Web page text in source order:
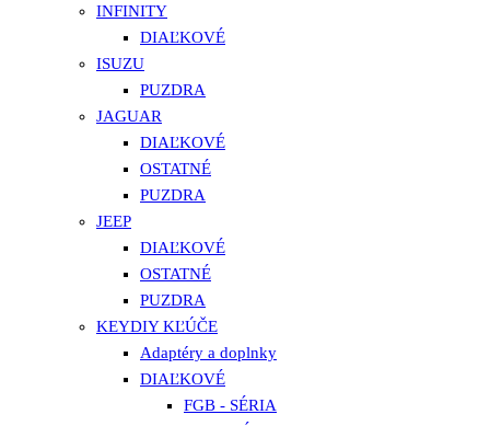
INFINITY
DIAĽKOVÉ
ISUZU
PUZDRA
JAGUAR
DIAĽKOVÉ
OSTATNÉ
PUZDRA
JEEP
DIAĽKOVÉ
OSTATNÉ
PUZDRA
KEYDIY KĽÚČE
Adaptéry a doplnky
DIAĽKOVÉ
FGB - SÉRIA